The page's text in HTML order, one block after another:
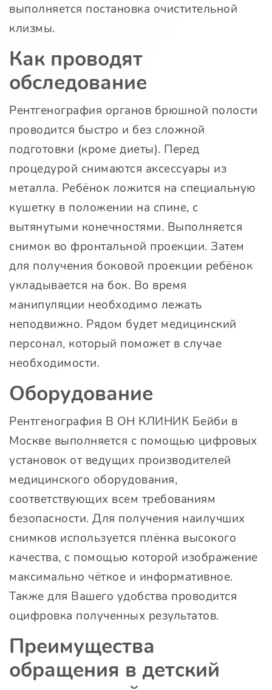
выполняется постановка очистительной
клизмы.
Как проводят
обследование
Рентгенография органов брюшной полости
проводится быстро и без сложной
подготовки (кроме диеты). Перед
процедурой снимаются аксессуары из
металла. Ребёнок ложится на специальную
кушетку в положении на спине, с
вытянутыми конечностями. Выполняется
снимок во фронтальной проекции. Затем
для получения боковой проекции ребёнок
укладывается на бок. Во время
манипуляции необходимо лежать
неподвижно. Рядом будет медицинский
персонал, который поможет в случае
необходимости.
Оборудование
Рентгенография В ОН КЛИНИК Бейби в
Москве выполняется с помощью цифровых
установок от ведущих производителей
медицинского оборудования,
соответствующих всем требованиям
безопасности. Для получения наилучших
снимков используется плёнка высокого
качества, с помощью которой изображение
максимально чёткое и информативное.
Также для Вашего удобства проводится
оцифровка полученных результатов.
Преимущества
обращения в детский